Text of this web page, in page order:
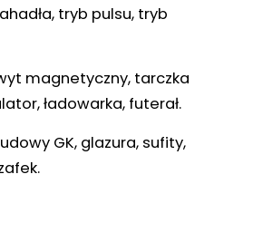
tryb pulsu, tryb
magnetyczny, tarczka
ładowarka, futerał.
GK, glazura, sufity,